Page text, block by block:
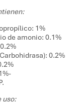
1%
de amonio: 0.1%
0.2%
uso: